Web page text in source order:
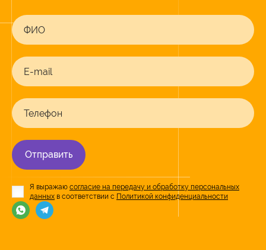
ФИО
E-mail
Телефон
Отправить
Я выражаю согласие на передачу и обработку персональных
данных в соответствии с Политикой конфиденциальности